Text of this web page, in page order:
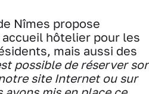
Nîmes propose
hôtelier pour les
mais aussi des
possible de réserver
site Internet ou sur